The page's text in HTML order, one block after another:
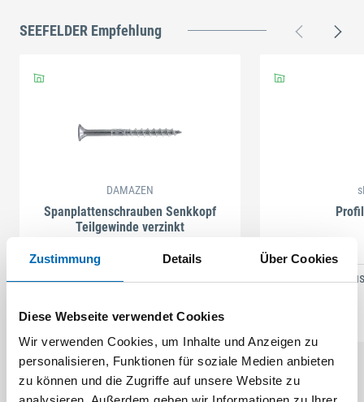
Zustimmung Details Über Cookies
Diese Webseite verwendet Cookies
Wir verwenden Cookies, um Inhalte und Anzeigen zu
personalisieren, Funktionen für soziale Medien anbieten
zu können und die Zugriffe auf unsere Website zu
SEEFELDER Empfehlung
DAMAZEN
Spanplattenschrauben Senkkopf
Teilgewinde verzinkt
52 Ausführungen 273